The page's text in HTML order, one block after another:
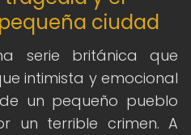
ciudad
serie británica que
intimista y emocional
un pequeño pueblo
un terrible crimen. A